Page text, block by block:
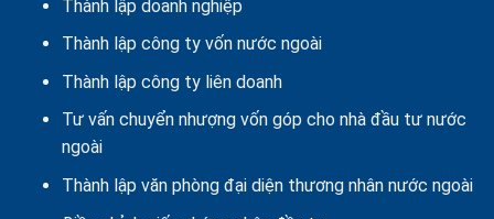
Thành lập doanh nghiệp
Thành lập công ty vốn nước ngoài
Thành lập công ty liên doanh
Tư vấn chuyển nhượng vốn góp cho nhà đầu tư nước
ngoài
Thành lập văn phòng đại diện thương nhân nước ngoài